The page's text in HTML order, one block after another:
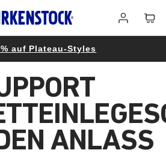
auf Plateau-Styles
ANLASS